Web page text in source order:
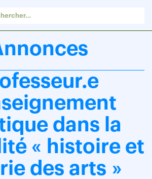
dans la
« histoire et
des arts »